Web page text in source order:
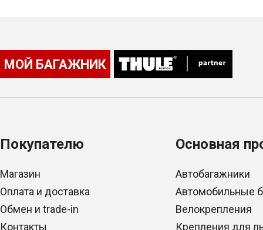
МОЙ БАГАЖНИК
Покупателю
Магазин
Оплата и доставка
Обмен и trade-in
Контакты
Основная
Автобагажники
Автомобильные
Велокрепления
Крепления для